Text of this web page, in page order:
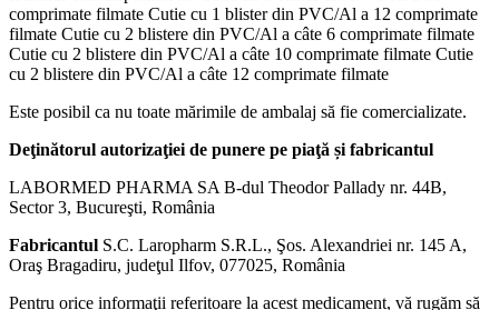
comprimate filmate Cutie cu 1 blister din PVC/Al a 12 comprimate
filmate Cutie cu 2 blistere din PVC/Al a câte 6 comprimate filmate
Cutie cu 2 blistere din PVC/Al a câte 10 comprimate filmate Cutie
cu 2 blistere din PVC/Al a câte 12 comprimate filmate
Este posibil ca nu toate mărimile de ambalaj să fie comercializate.
Deţinătorul autorizaţiei de punere pe piaţă și fabricantul
LABORMED PHARMA SA B-dul Theodor Pallady nr. 44B,
Sector 3, Bucureşti, România
Fabricantul S.C. Laropharm S.R.L., Şos. Alexandriei nr. 145 A,
Oraş Bragadiru, judeţul Ilfov, 077025, România
Pentru orice informaţii referitoare la acest medicament, vă rugăm să